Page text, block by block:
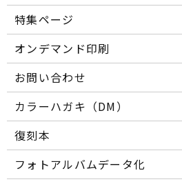
特集ページ
オンデマンド印刷
お問い合わせ
カラーハガキ（DM）
復刻本
フォトアルバムデータ化